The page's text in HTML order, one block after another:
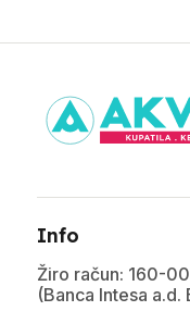
Info
Žiro račun: 160-
(Banca Intesa a.d.